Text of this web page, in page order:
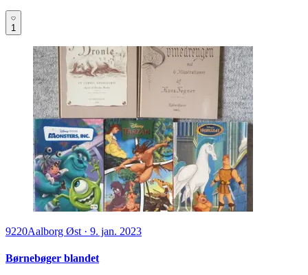
1
9220Aalborg Øst · 9. jan. 2023
Børnebøger blandet